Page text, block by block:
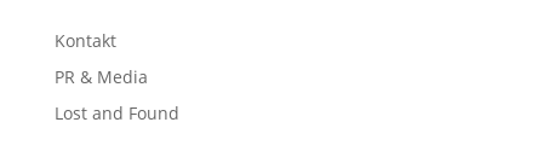
Kontakt
PR & Media
Lost and Found